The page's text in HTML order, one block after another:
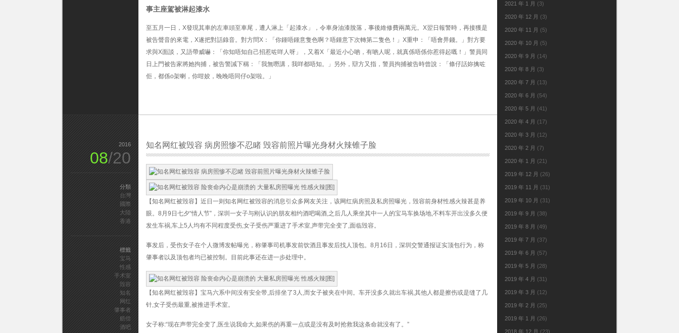
事主座駕被淋起漆水
至五月一日，X發現其車的左車頭至車尾，遭人淋上「起漆水」，令車身油漆脫落，事後維修費兩萬元。X翌日報警時，再接獲是
被告聲音的來電，X遂把對話錄音。對方問X：「你鍾唔鍾意隻色啊？唔鍾意下次轉第二隻色！」X重申：「唔會畀錢。」對方要
求與X面談，又語帶威嚇：「你知唔知自己招惹咗咩人呀」，又着X「最近小心啲，有啲人呢，就真係唔係你惹得起嘅！」警員同
日上門被告家將她拘捕，被告警誡下稱：「我無嘢講，我咩都唔知。」另外，辯方又指，警員拘捕被告時曾說：「條仔話妳擒咗
佢，都係o架喇，你咁姣，晚晚唔同仔o架啦。」
知名网红被毁容 病房照惨不忍睹 毁容前照片曝光身材火辣锥子脸
【知名网红被毁容】近日一则知名网红被毁容的消息引众多网友关注，该网红病房照及私房照曝光，毁容前身材性感火辣甚是养
眼。8月9日七夕“情人节”，深圳一女子与刚认识的朋友相约酒吧喝酒,之后几人乘坐其中一人的宝马车换场地,不料车开出没多久便
发生车祸,车上5人均有不同程度受伤,女子受伤严重进了手术室,声带完全变了,面临毁容。
事发后，受伤女子在个人微博发帖曝光，称肇事司机事发前饮酒且事发后找人顶包。8月16日，深圳交警通报证实顶包行为，称
肇事者以及顶包者均已被控制。目前此事还在进一步处理中。
【知名网红被毁容】宝马六系中间没有安全带,后排坐了3人,而女子被夹在中间。车开没多久就出车祸,其他人都是擦伤或是缝了几
针,女子受伤最重,被推进手术室。
女子称:“现在声带完全变了,医生说我命大,如果伤的再重一点或是没有及时抢救我这条命就没有了。”
2016
08/20
分類
台灣
國際
大陸
香港
標籤
宝马
性感
手术室
毁容
知名
网红
肇事者
赔偿
酒吧
2021 年 1 月 (3)
2020 年 12 月 (3)
2020 年 11 月 (5)
2020 年 10 月 (5)
2020 年 9 月 (14)
2020 年 8 月 (3)
2020 年 7 月 (13)
2020 年 6 月 (54)
2020 年 5 月 (41)
2020 年 4 月 (17)
2020 年 3 月 (12)
2020 年 2 月 (7)
2020 年 1 月 (21)
2019 年 12 月 (26)
2019 年 11 月 (31)
2019 年 10 月 (31)
2019 年 9 月 (38)
2019 年 8 月 (49)
2019 年 7 月 (37)
2019 年 6 月 (57)
2019 年 5 月 (28)
2019 年 4 月 (31)
2019 年 3 月 (12)
2019 年 2 月 (25)
2019 年 1 月 (26)
2018 年 12 月 (23)